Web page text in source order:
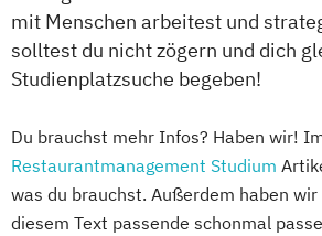
mit Menschen arbeitest und
solltest du nicht zögern und dich
Studienplatzsuche begeben!
Du brauchst mehr Infos? Haben wir!
Restaurantmanagement Studium
was du brauchst. Außerdem haben
diesem Text passende schonmal